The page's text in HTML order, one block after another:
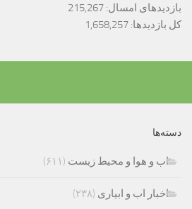
بازدیدهای امسال: 215,267
کل بازدیدها: 1,658,257
دسته‌ها
اب و هوا و محیط زیست (۶۱۱)
اخبار اب و ابیاری (۲۳۸)